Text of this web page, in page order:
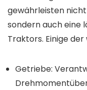
gewährleisten
sondern auch eine
Traktors. Einige
Getriebe: